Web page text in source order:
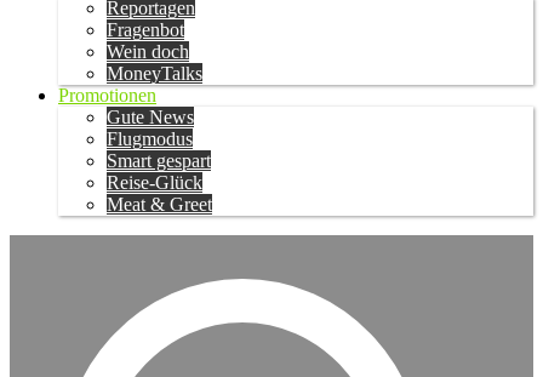
Reportagen
Fragenbot
Wein doch
MoneyTalks
Promotionen
Gute News
Flugmodus
Smart gespart
Reise-Glück
Meat & Greet